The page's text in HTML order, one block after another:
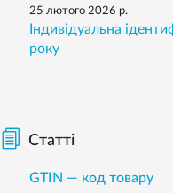
25 лютого 2026 р.
Індивідуальна
року
Статті
GTIN — код товару